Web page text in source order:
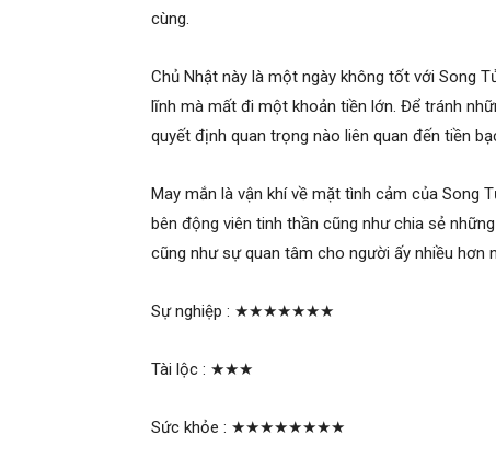
cùng.
Chủ Nhật này là một ngày không tốt với Song
lĩnh mà mất đi một khoản tiền lớn. Để tránh
quyết định quan trọng nào liên quan đến tiền
May mắn là vận khí về mặt tình cảm của Song
bên động viên tinh thần cũng như chia sẻ
cũng như sự quan tâm cho người ấy nhiều hơn
Sự nghiệp : ★★★★★★★
Tài lộc : ★★★
Sức khỏe : ★★★★★★★★